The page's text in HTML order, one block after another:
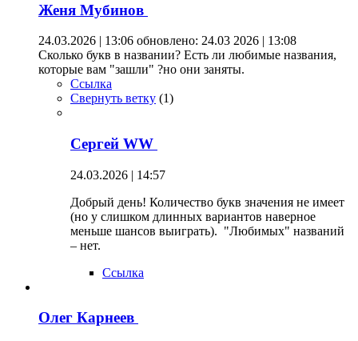
Женя Мубинов
24.03.2026 | 13:06 обновлено: 24.03 2026 | 13:08
Сколько букв в названии? Есть ли любимые названия,
которые вам "зашли" ?но они заняты.
Ссылка
Свернуть ветку (1)
Сергей WW
24.03.2026 | 14:57
Добрый день! Количество букв значения не имеет
(но у слишком длинных вариантов наверное
меньше шансов выиграть). "Любимых" названий
– нет.
Ссылка
Олег Карнеев